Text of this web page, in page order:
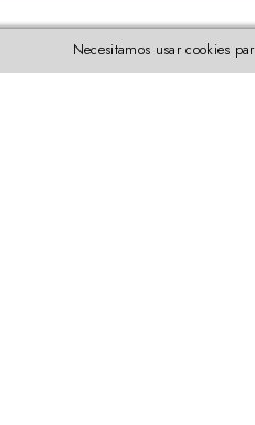
Necesitamos usar cookies